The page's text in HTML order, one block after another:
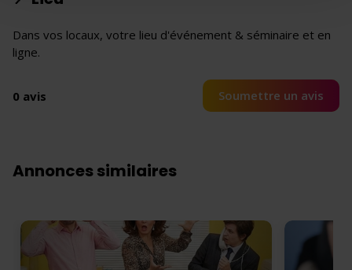
Dans vos locaux, votre lieu d'événement & séminaire et en
ligne.
0 avis Soumettre un avis
Annonces similaires